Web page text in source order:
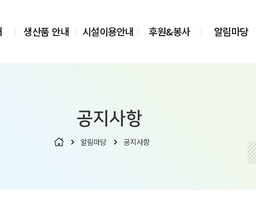
생산품 안내 시설이용안내 후원&봉사 알림마당
공지사항
알림마당 공지사항